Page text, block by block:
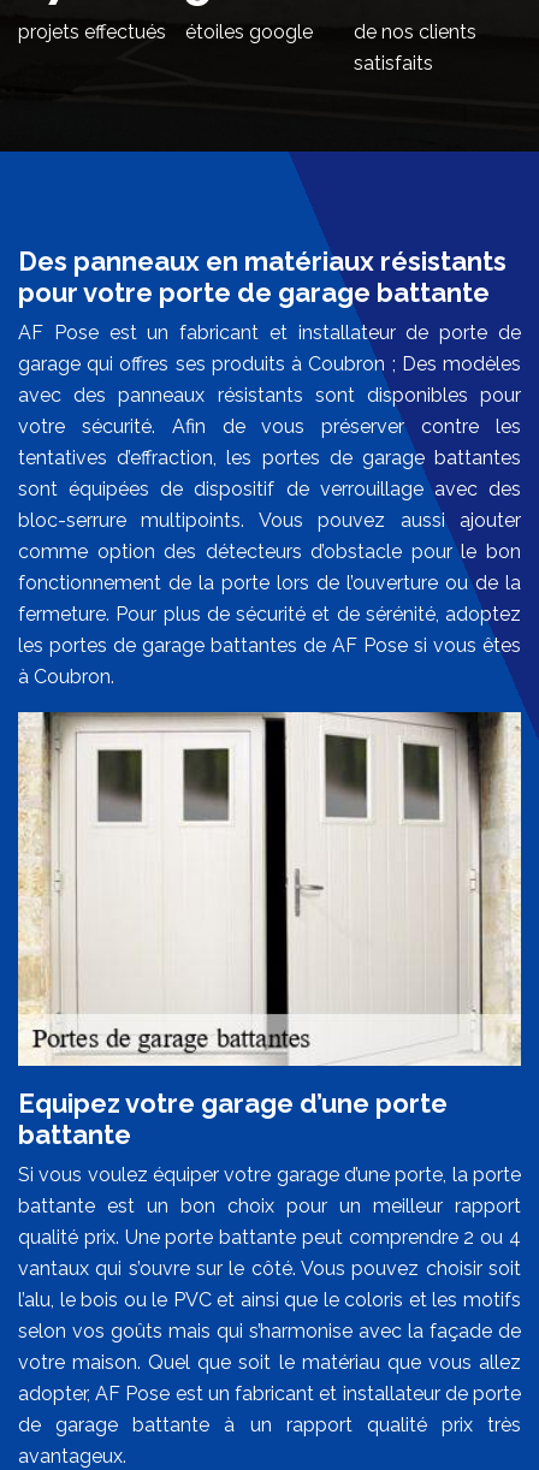
projets effectués étoiles google
de nos clients
satisfaits
Des panneaux en matériaux résistants
pour votre porte de garage battante
AF Pose est un fabricant et installateur de porte de
garage qui offres ses produits à Coubron ; Des modèles
avec des panneaux résistants sont disponibles pour
votre sécurité. Afin de vous préserver contre les
tentatives d’effraction, les portes de garage battantes
sont équipées de dispositif de verrouillage avec des
bloc-serrure multipoints. Vous pouvez aussi ajouter
comme option des détecteurs d’obstacle pour le bon
fonctionnement de la porte lors de l’ouverture ou de la
fermeture. Pour plus de sécurité et de sérénité, adoptez
les portes de garage battantes de AF Pose si vous êtes
à Coubron.
Equipez votre garage d’une porte
battante
Si vous voulez équiper votre garage d’une porte, la porte
battante est un bon choix pour un meilleur rapport
qualité prix. Une porte battante peut comprendre 2 ou 4
vantaux qui s’ouvre sur le côté. Vous pouvez choisir soit
l’alu, le bois ou le PVC et ainsi que le coloris et les motifs
selon vos goûts mais qui s’harmonise avec la façade de
votre maison. Quel que soit le matériau que vous allez
adopter, AF Pose est un fabricant et installateur de porte
de garage battante à un rapport qualité prix très
avantageux.